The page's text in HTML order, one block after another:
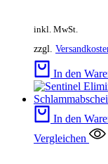
Ursprünglicher
war:
289,99 €
Aktueller
ist:
282,00 €.
inkl. MwSt.
zzgl.
In den
In den
Vergleichen